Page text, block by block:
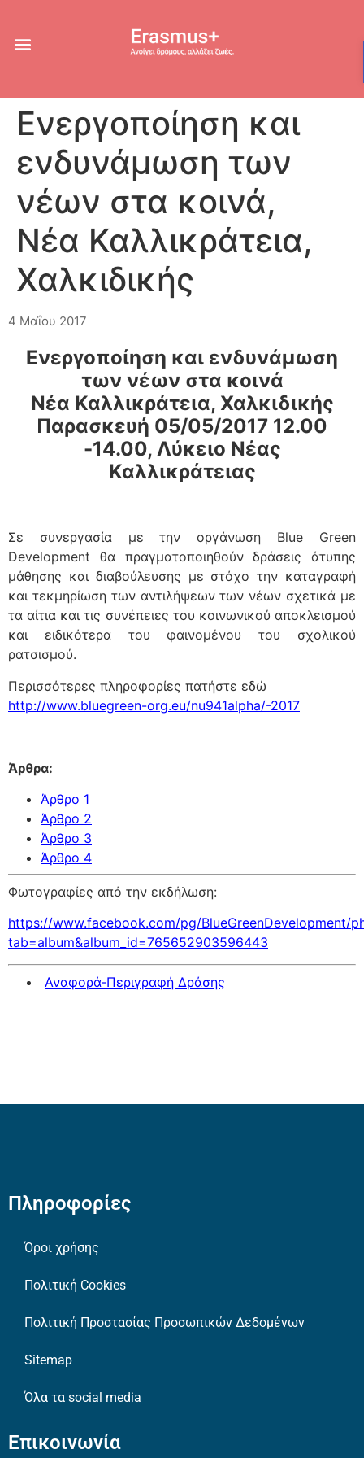
Ενεργοποίηση και
ενδυνάμωση των
νέων στα κοινά,
Νέα Καλλικράτεια,
Χαλκιδικής
4 Μαΐου 2017
Ενεργοποίηση και ενδυνάμωση
των νέων στα κοινά
Νέα Καλλικράτεια, Χαλκιδικής
Παρασκευή 05/05/2017 12.00
-14.00, Λύκειο Νέας
Καλλικράτειας
Σε συνεργασία με την οργάνωση Blue Green
Development θα πραγματοποιηθούν δράσεις άτυπης
μάθησης και διαβούλευσης με στόχο την καταγραφή
και τεκμηρίωση των αντιλήψεων των νέων σχετικά με
τα αίτια και τις συνέπειες του κοινωνικού αποκλεισμού
και ειδικότερα του φαινομένου του σχολικού
ρατσισμού.
Περισσότερες πληροφορίες πατήστε εδώ
http://www.bluegreen-org.eu/nu941alpha/-2017
Άρθρα:
Άρθρο 1
Άρθρο 2
Άρθρο 3
Άρθρο 4
Φωτογραφίες από την εκδήλωση:
https://www.facebook.com/pg/BlueGreenDevelopment/
tab=album&album_id=765652903596443
Αναφορά-Περιγραφή Δράσης
Πληροφορίες
Όροι χρήσης
Πολιτική Cookies
Πολιτική Προστασίας Προσωπικών Δεδομένων
Sitemap
Όλα τα social media
Επικοινωνία